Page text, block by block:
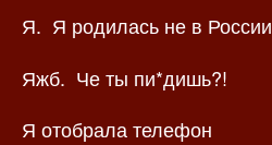
Я. Я родилась не в России
Яжб. Че ты пи*дишь?!
Я отобрала телефон